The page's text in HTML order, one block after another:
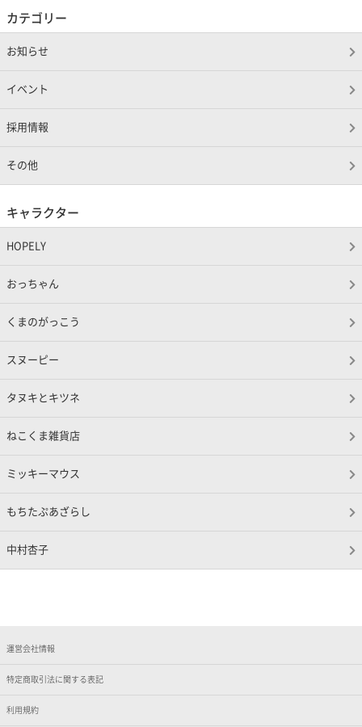
カテゴリー
お知らせ
イベント
採用情報
その他
キャラクター
HOPELY
おっちゃん
くまのがっこう
スヌーピー
タヌキとキツネ
ねこくま雑貨店
ミッキーマウス
もちたぷあざらし
中村杏子
運営会社情報
特定商取引法に関する表記
利用規約